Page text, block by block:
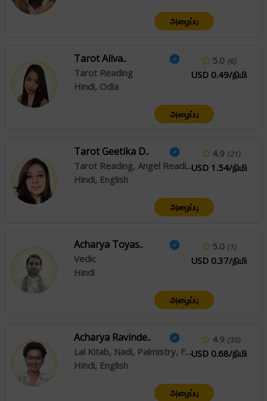
அழைப்பு
Tarot Aliva..
Tarot Reading
Hindi, Odia
5.0 (6)
USD 0.49/நிமி
அழைப்பு
Tarot Geetika D..
Tarot Reading, Angel Reading, Psychic Reading, Western
Hindi, English
4.9 (21)
USD 1.54/நிமி
அழைப்பு
Acharya Toyas..
Vedic
Hindi
5.0 (1)
USD 0.37/நிமி
அழைப்பு
Acharya Ravinde..
Lal Kitab, Nadi, Palmistry, Face Reading
Hindi, English
4.9 (35)
USD 0.68/நிமி
அழைப்பு